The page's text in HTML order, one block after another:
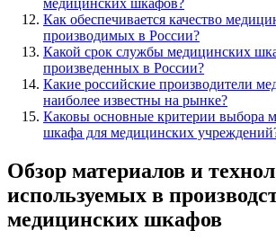
Как обеспечивается качество
производимых в России?
Какой срок службы медицинских
произведенных в России?
Какие российские производители
наиболее известны на рынке?
Каковы основные критерии выбора
шкафа для медицинских
Обзор материалов и
используемых в
медицинских шкафов